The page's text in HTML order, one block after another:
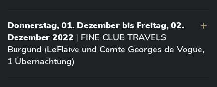
Donnerstag, 01. Dezember bis Freitag, 02.
Dezember 2022 | FINE CLUB TRAVELS
Burgund (LeFlaive und Comte Georges de Vogue,
1 Übernachtung)